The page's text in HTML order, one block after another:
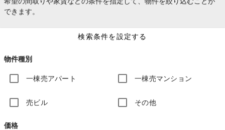
できます。
検索条件を設定する
物件種別
一棟売アパート 一棟売マンション
売ビル その他
価格